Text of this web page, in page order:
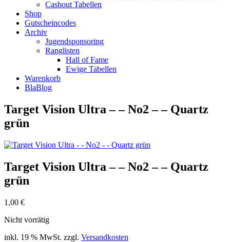
Cashout Tabellen
Shop
Gutscheincodes
Archiv
Jugendsponsoring
Ranglisten
Hall of Fame
Ewige Tabellen
Warenkorb
BlaBlog
Target Vision Ultra – – No2 – – Quartz
grün
Target Vision Ultra – – No2 – – Quartz
grün
1,00 €
Nicht vorrätig
inkl. 19 % MwSt. zzgl. Versandkosten